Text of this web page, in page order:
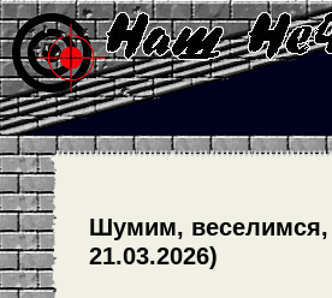
Шумим, веселимся,
21.03.2026)